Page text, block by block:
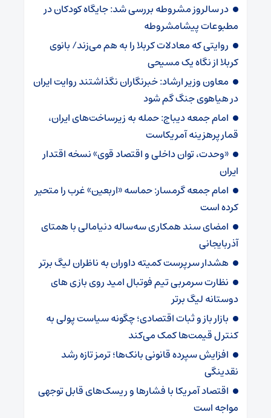
در سالروز مشروطه بررسی شد: جایگاه کودکان در
مطبوعات پیشامشروطه
روایتی که معادلات کربلا را به هم می‌زند/ بانوی
کربلا از نگاه یک مسیحی
معاون وزیر ارشاد: خبرنگاران نگذاشتند روایت ایران
در هیاهوی جنگ گم شود
امام جمعه دیباج: حمله به زیرساخت‌های ایران،
قمار پرهزینه آمریکاست
«وحدت، توان داخلی و اقتصاد قوی» نسخه اقتدار
ایران
امام جمعه گرمسار: حماسه «اربعین» غرب را متحیر
کرده است
امضای سند همکاری سه‌ساله دنیامالی با همتای
آذربایجانی
هشدار سرپرست ‌کمیته داوران به ناظران لیگ برتر
نظارت سرمربی تیم‌ فوتبال امید روی بازی های
دوستانه لیگ برتر
بازار باز و ثبات اقتصادی؛ چگونه سیاست پولی به
کنترل قیمت‌ها کمک می‌کند
افزایش سپرده قانونی بانک‌ها؛ ترمز تازه رشد
نقدینگی
اقتصاد آمریکا با فشارها و ریسک‌های قابل توجهی
مواجه است